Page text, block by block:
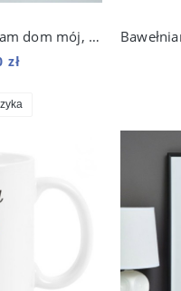
Plakat na ścianę Tam dom mój, gdzie pies mój do salonu
zł